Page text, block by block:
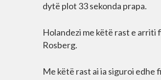
dytë plot 33 sekonda prapa.
Holandezi me këtë rast e
Rosberg.
Me këtë rast ai ia siguroi